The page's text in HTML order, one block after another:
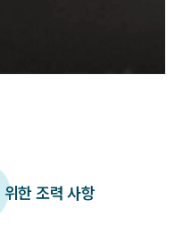
한 조력 사항